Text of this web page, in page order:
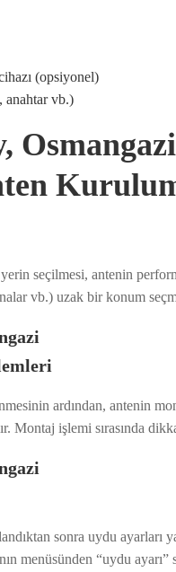
(opsiyonel)
anahtar vb.)
Osmangazi
seçilmesi, antenin
vb.) uzak bir konum
ardından, antenin
Montaj işlemi sırasında
sonra uydu ayarları
menüsünden “uydu